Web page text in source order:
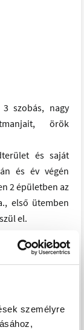
személyre
szobás, nagy
örök
és saját
és év végén
2 épületben az
első ütemben
el.
biztosítja,
kivételes
műanyag